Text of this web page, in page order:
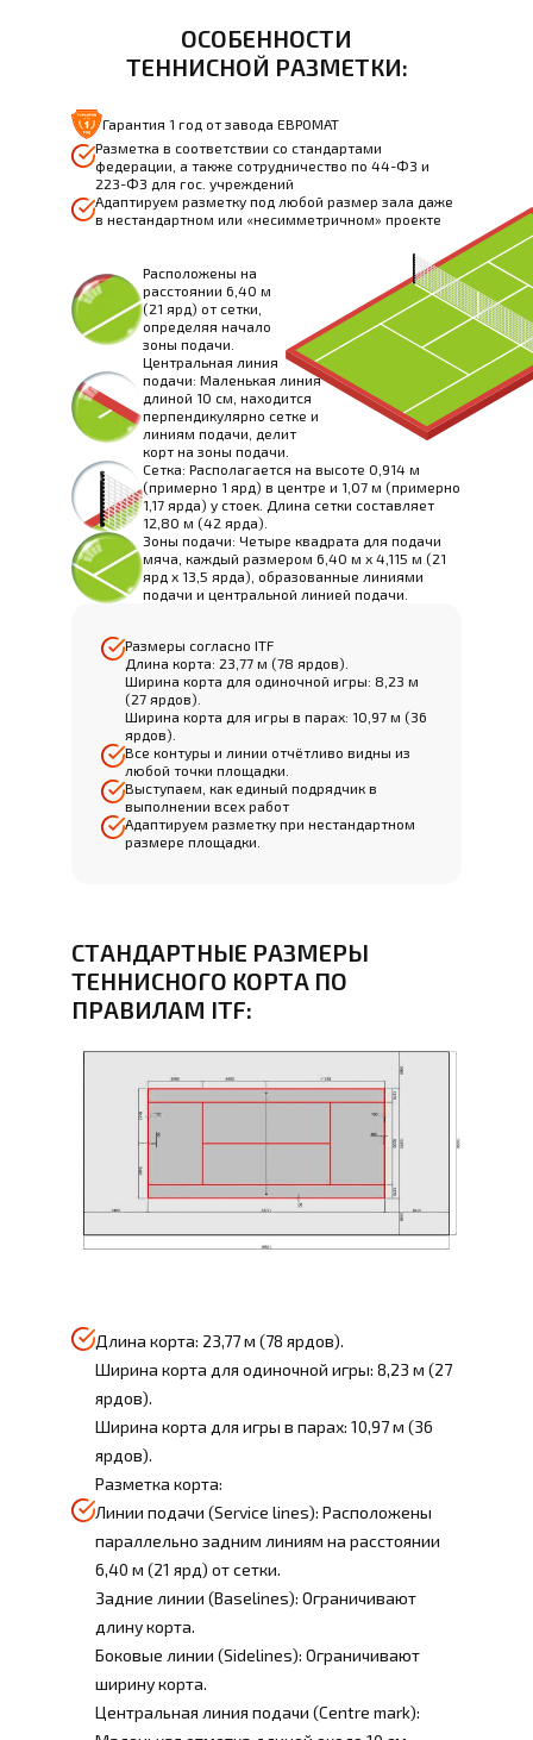
ОСОБЕННОСТИ
ТЕННИСНОЙ РАЗМЕТКИ:
Разметка в соответствии со стандартами
федерации, а также сотрудничество по 44-ФЗ и
223-ФЗ для гос. учреждений
Гарантия 1 год от завода ЕВРОМАТ
Адаптируем разметку под любой размер зала даже
в нестандартном или «несимметричном» проекте
Расположены на
расстоянии 6,40 м
(21 ярд) от сетки,
определяя начало
зоны подачи.
Центральная линия
подачи: Маленькая линия
длиной 10 см, находится
перпендикулярно сетке и
линиям подачи, делит
корт на зоны подачи.
Сетка: Располагается на высоте 0,914 м
(примерно 1 ярд) в центре и 1,07 м (примерно
1,17 ярда) у стоек. Длина сетки составляет
12,80 м (42 ярда).
Зоны подачи: Четыре квадрата для подачи
мяча, каждый размером 6,40 м x 4,115 м (21
ярд x 13,5 ярда), образованные линиями
подачи и центральной линией подачи.
Размеры согласно ITF
Длина корта: 23,77 м (78 ярдов).
Ширина корта для одиночной игры: 8,23 м
(27 ярдов).
Ширина корта для игры в парах: 10,97 м (36
ярдов).
Все контуры и линии отчётливо видны из
любой точки площадки.
Выступаем, как единый подрядчик в
выполнении всех работ
Адаптируем разметку при нестандартном
размере площадки.
СТАНДАРТНЫЕ РАЗМЕРЫ
ТЕННИСНОГО КОРТА ПО
ПРАВИЛАМ ITF:
Длина корта: 23,77 м (78 ярдов).
Ширина корта для одиночной игры: 8,23 м (27
ярдов).
Ширина корта для игры в парах: 10,97 м (36
ярдов).
Разметка корта:
Линии подачи (Service lines): Расположены
параллельно задним линиям на расстоянии
6,40 м (21 ярд) от сетки.
Задние линии (Baselines): Ограничивают
длину корта.
Боковые линии (Sidelines): Ограничивают
ширину корта.
Центральная линия подачи (Centre mark):